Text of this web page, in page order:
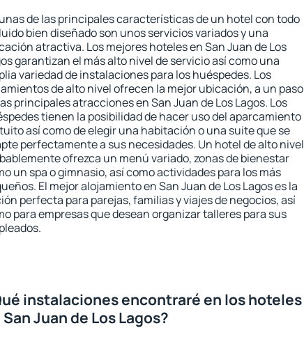
de las principales características de un hotel con todo
bien diseñado son unos servicios variados y una
atractiva. Los mejores hoteles en San Juan de Los
garantizan el más alto nivel de servicio así como una
variedad de instalaciones para los huéspedes. Los
de alto nivel ofrecen la mejor ubicación, a un paso
principales atracciones en San Juan de Los Lagos. Los
tienen la posibilidad de hacer uso del aparcamiento
así como de elegir una habitación o una suite que se
perfectamente a sus necesidades. Un hotel de alto nivel
ofrezca un menú variado, zonas de bienestar
un spa o gimnasio, así como actividades para los más
El mejor alojamiento en San Juan de Los Lagos es la
perfecta para parejas, familias y viajes de negocios, así
para empresas que desean organizar talleres para sus
instalaciones encontraré en los hoteles
Juan de Los Lagos?